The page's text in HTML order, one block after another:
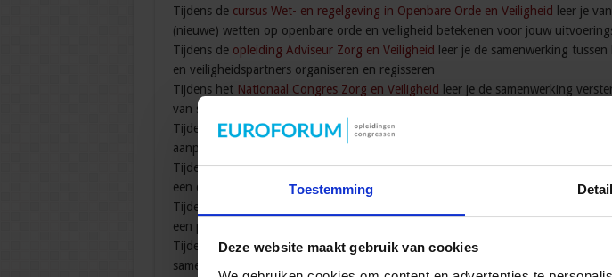
Toestemming
Deze website maakt gebruik van cookies
Tijdens de cursus Wet- en regelgeving in Openbare Orde en Veiligheid leer je
(nieuwe) wetten op openbare orde en veiligheid betekenen voor jouw
Tijdens de opleiding Adviseur Zorg en Veiligheid leer je de samenwerking
en veiligheidspartners organiseren en regisseren
Tijdens het Nationaal Congres Zorg en Veiligheid leer je de samenwerking
van sociaal domein, zorg, veiligheid en strafrecht.
Tijdens de cursus Aanpak van mensenhandel en uitbuiting
aanpakken en uitbuiting voorkomen.
Tijdens decursus Aanpak complexe woonoverlastleer je woongenot
een duurzame oplossing voor de overlastgever.
Tijdens de
een preventieve integrale aanpak te komen.
Tijdens hetcongres Jonge aanwas uit de jeugdcriminaliteit
samenwerkings- verbanden komt bij de aanpak van jonge aanwas